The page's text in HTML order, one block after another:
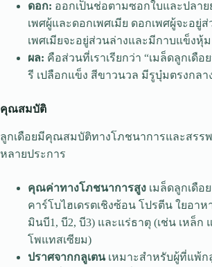
ดอก: ออกเป็นช่อตามซอกใบและปลา
เพศผู้และดอกเพศเมีย ดอกเพศผู้จะอยู่
เพศเมียจะอยู่ส่วนล่างและมีกาบแข็งหุ้ม
ผล: คือส่วนที่เราเรียกว่า “เมล็ดลูกเดื
รี เปลือกแข็ง สีขาวนวล มีรูบุ๋มตรงกลา
คุณสมบัติ
ลูกเดือยมีคุณสมบัติทางโภชนาการและสรร
หลายประการ
คุณค่าทางโภชนาการสูง เมล็ดลูกเดือ
คาร์โบไฮเดรตเชิงซ้อน โปรตีน ใยอาห
มินบี1, บี2, บี3) และแร่ธาตุ (เช่น เหล็ก
โพแทสเซียม)
ปราศจากกลูเตนเหมาะสำหรับผู้ที่แพ้กลู